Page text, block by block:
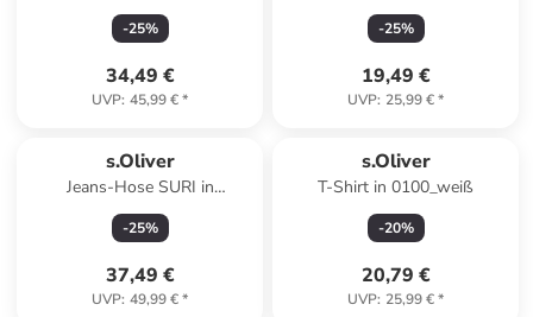
-25%
34,49 €
UVP: 45,99 €*
-25%
19,49 €
UVP: 25,99 €*
s.Oliver
Jeans-Hose SURI in
54Z1_blau
-25%
37,49 €
UVP: 49,99 €*
s.Oliver
T-Shirt in 0100_weiß
-20%
20,79 €
UVP: 25,99 €*